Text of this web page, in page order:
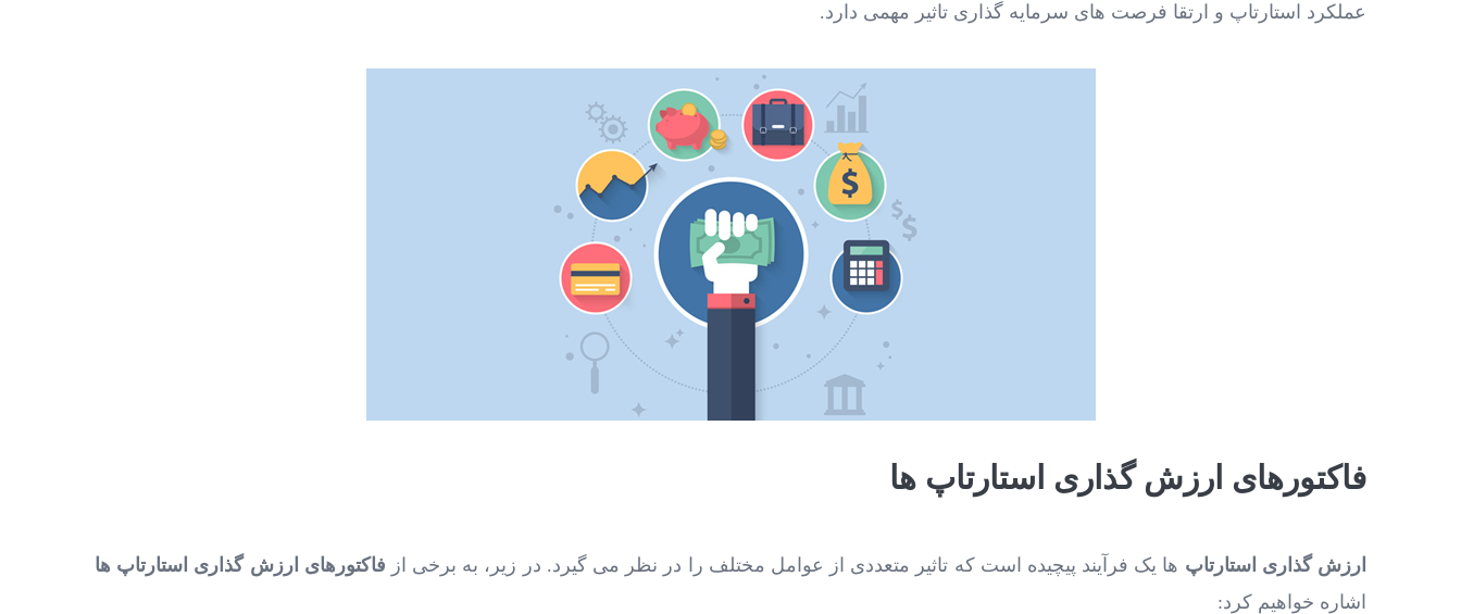
عملکرد استارتاپ و ارتقا فرصت ‌های سرمایه‌ گذاری تاثیر مهمی دارد.
فاکتورهای ارزش گذاری استارتاپ ها
ارزش‌ گذاری استارتاپ ‌ها یک فرآیند پیچیده است که تاثیر متعددی از عوامل مختلف را در نظر می ‌گیرد. در زیر، به برخی از فاکتورهای ارزش گذاری استارتاپ ها
اشاره خواهیم کرد: